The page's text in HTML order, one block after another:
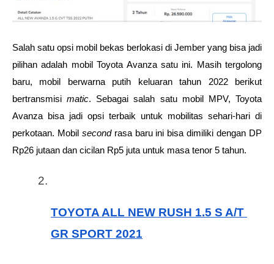
Salah satu opsi mobil bekas berlokasi di Jember yang bisa jadi
pilihan adalah mobil Toyota Avanza satu ini. Masih tergolong
baru, mobil berwarna putih keluaran tahun 2022 berikut
bertransmisi matic. Sebagai salah satu mobil MPV, Toyota
Avanza bisa jadi opsi terbaik untuk mobilitas sehari-hari di
perkotaan. Mobil second rasa baru ini bisa dimiliki dengan DP
Rp26 jutaan dan cicilan Rp5 juta untuk masa tenor 5 tahun.
TOYOTA ALL NEW RUSH 1.5 S A/T
GR SPORT 2021